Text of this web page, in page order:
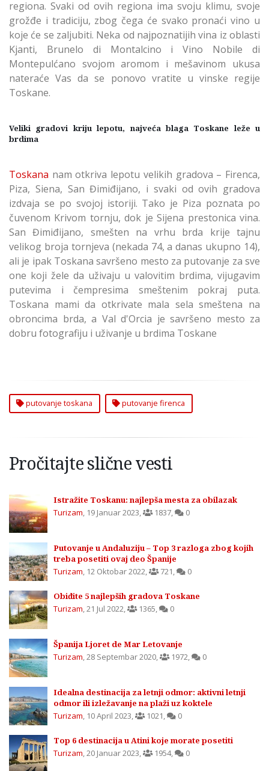
regiona. Svaki od ovih regiona ima svoju klimu, svoje
grožđe i tradiciju, zbog čega će svako pronaći vino u
koje će se zaljubiti. Neka od najpoznatijih vina iz oblasti
Kjanti, Brunelo di Montalcino i Vino Nobile di
Montepulćano svojom aromom i mešavinom ukusa
nateraće Vas da se ponovo vratite u vinske regije
Toskane.
Veliki gradovi kriju lepotu, najveća blaga Toskane leže u
brdima
Toskana nam otkriva lepotu velikih gradova – Firenca,
Piza, Siena, San Đimiđijano, i svaki od ovih gradova
izdvaja se po svojoj istoriji. Tako je Piza poznata po
čuvenom Krivom tornju, dok je Sijena prestonica vina.
San Đimiđijano, smešten na vrhu brda krije tajnu
velikog broja tornjeva (nekada 74, a danas ukupno 14),
ali je ipak Toskana savršeno mesto za putovanje za sve
one koji žele da uživaju u valovitim brdima, vijugavim
putevima i čempresima smeštenim pokraj puta.
Toskana mami da otkrivate mala sela smeštena na
obroncima brda, a Val d'Orcia je savršeno mesto za
dobru fotografiju i uživanje u brdima Toskane
putovanje toskana putovanje firenca
Pročitajte slične vesti
Istražite Toskanu: najlepša mesta za obilazak
Turizam, 19 Januar 2023, 1837, 0
Putovanje u Andaluziju – Top 3 razloga zbog kojih
treba posetiti ovaj deo Španije
Turizam, 12 Oktobar 2022, 721, 0
Obiđite 5 najlepših gradova Toskane
Turizam,21 Jul 2022, 1365, 0
Španija Ljoret de Mar Letovanje
Turizam,28 Septembar 2020, 1972, 0
Idealna destinacija za letnji odmor: aktivni letnji
odmor ili izležavanje na plaži uz koktele
Turizam, 10 April 2023, 1021, 0
Top 6 destinacija u Atini koje morate posetiti
Turizam,20 Januar 2023, 1954, 0